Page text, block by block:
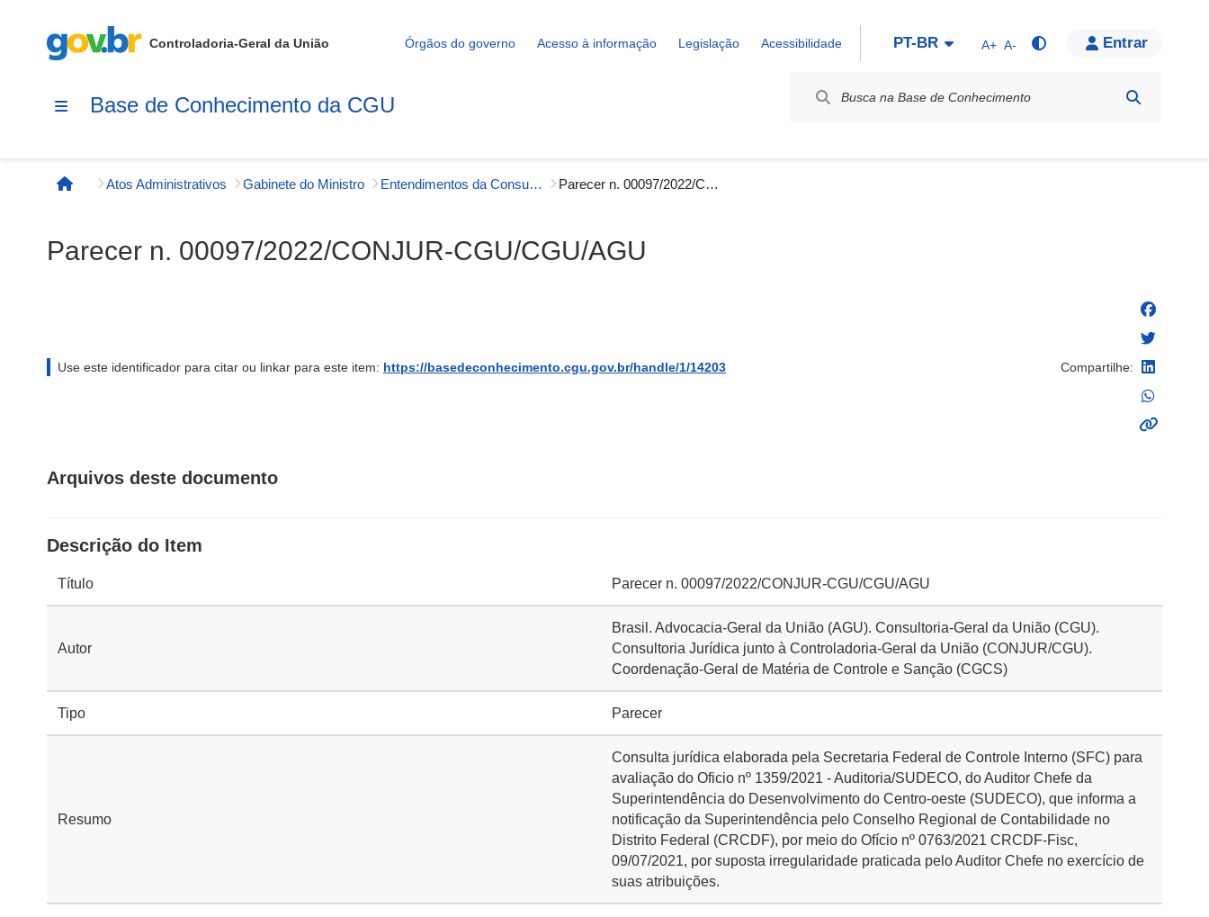
Controladoria-Geral da União Órgãos do governo Acesso à informação Legislação Acessibilidade PT-BR A+ A- Entrar
Base de Conhecimento da CGU
Página inicial
Atos Administrativos Gabinete do Ministro Entendimentos da Consultoria Jurídica Parecer n. 00097/2022/CONJUR-CGU/CGU/AGU
Parecer n. 00097/2022/CONJUR-CGU/CGU/AGU
Use este identificador para citar ou linkar para este item: https://basedeconhecimento.cgu.gov.br/handle/1/14203 Compartilhe:
Arquivos deste documento
Descrição do Item
Título Parecer n. 00097/2022/CONJUR-CGU/CGU/AGU
Autor
Brasil. Advocacia-Geral da União (AGU). Consultoria-Geral da União (CGU).
Consultoria Jurídica junto à Controladoria-Geral da União (CONJUR/CGU).
Coordenação-Geral de Matéria de Controle e Sanção (CGCS)
Tipo Parecer
Resumo
Consulta jurídica elaborada pela Secretaria Federal de Controle Interno (SFC) para
avaliação do Oficio nº 1359/2021 - Auditoria/SUDECO, do Auditor Chefe da
Superintendência do Desenvolvimento do Centro-oeste (SUDECO), que informa a
notificação da Superintendência pelo Conselho Regional de Contabilidade no
Distrito Federal (CRCDF), por meio do Ofício nº 0763/2021 CRCDF-Fisc,
09/07/2021, por suposta irregularidade praticada pelo Auditor Chefe no exercício de
suas atribuições.